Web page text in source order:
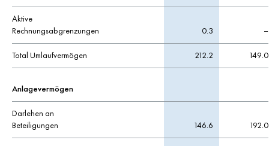
Aktive
Rechnungsabgrenzungen
0.3 –
Total Umlaufvermögen 212.2 149.0
Anlagevermögen
Darlehen an
Beteiligungen
146.6 192.0